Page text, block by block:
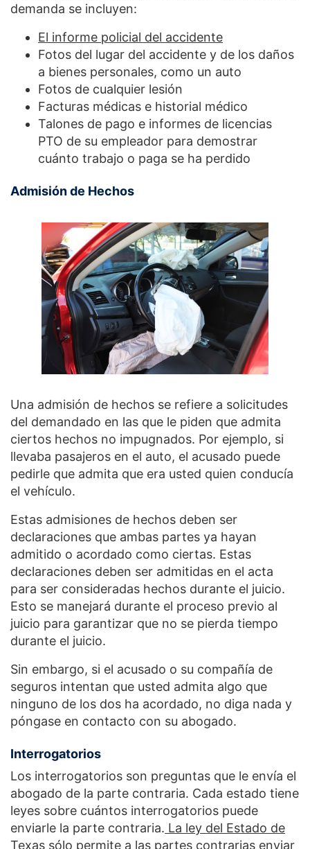
demanda se incluyen:
El informe policial del accidente
Fotos del lugar del accidente y de los daños
a bienes personales, como un auto
Fotos de cualquier lesión
Facturas médicas e historial médico
Talones de pago e informes de licencias
PTO de su empleador para demostrar
cuánto trabajo o paga se ha perdido
Admisión de Hechos
Una admisión de hechos se refiere a solicitudes
del demandado en las que le piden que admita
ciertos hechos no impugnados. Por ejemplo, si
llevaba pasajeros en el auto, el acusado puede
pedirle que admita que era usted quien conducía
el vehículo.
Estas admisiones de hechos deben ser
declaraciones que ambas partes ya hayan
admitido o acordado como ciertas. Estas
declaraciones deben ser admitidas en el acta
para ser consideradas hechos durante el juicio.
Esto se manejará durante el proceso previo al
juicio para garantizar que no se pierda tiempo
durante el juicio.
Sin embargo, si el acusado o su compañía de
seguros intentan que usted admita algo que
ninguno de los dos ha acordado, no diga nada y
póngase en contacto con su abogado.
Interrogatorios
Los interrogatorios son preguntas que le envía el
abogado de la parte contraria. Cada estado tiene
leyes sobre cuántos interrogatorios puede
enviarle la parte contraria. La ley del Estado de
Texas sólo permite a las partes contrarias enviar